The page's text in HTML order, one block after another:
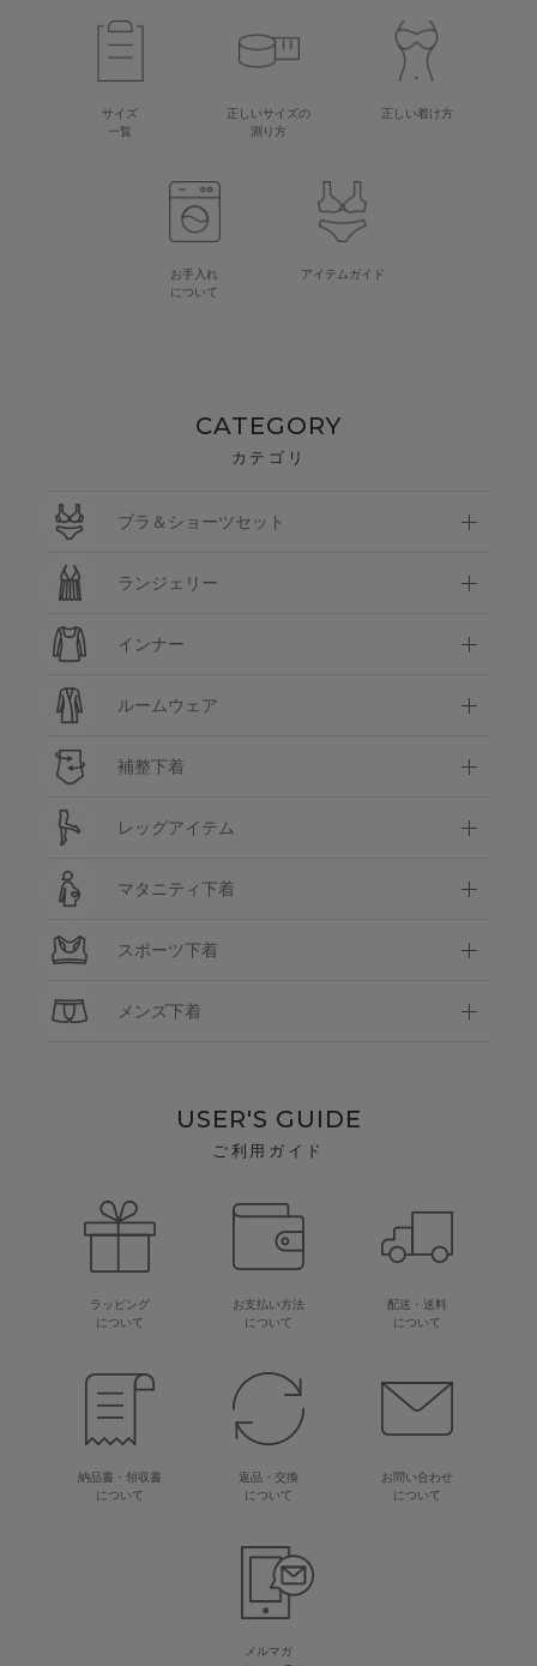
サイズ
一覧
正しいサイズの
測り方
正しい着け方
お手入れ
について
アイテムガイド
CATEGORY
カテゴリ
ブラ＆ショーツセット
ランジェリー
インナー
ルームウェア
補整下着
レッグアイテム
マタニティ下着
スポーツ下着
メンズ下着
USER'S GUIDE
ご利用ガイド
ラッピング
について
お支払い方法
について
配送・送料
について
納品書・領収書
について
返品・交換
について
お問い合わせ
について
メルマガ